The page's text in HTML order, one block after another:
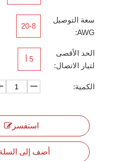
سعة التوصيل
AWG:
20-8
الحد الأقصى
لتيار الاتصال:
5 أ
الكمية:
استفسر
أضف إلى